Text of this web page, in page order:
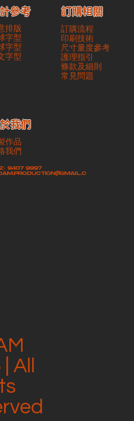
All
排版
字型
字型
字型
參考
訂購流程
印刷技術
尺寸量度參考
護理指引
條款及細則
​常見問題
訂購相關
作品
我們
）9407 9997
我們